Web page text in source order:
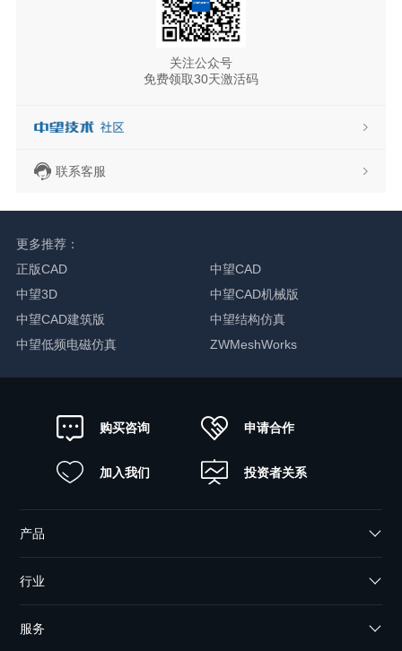
关注公众号
免费领取30天激活码
联系客服
更多推荐：
正版CAD
中望CAD
中望3D
中望CAD机械版
中望CAD建筑版
中望结构仿真
中望低频电磁仿真
ZWMeshWorks
购买咨询 申请合作
加入我们 投资者关系
产品
行业
服务